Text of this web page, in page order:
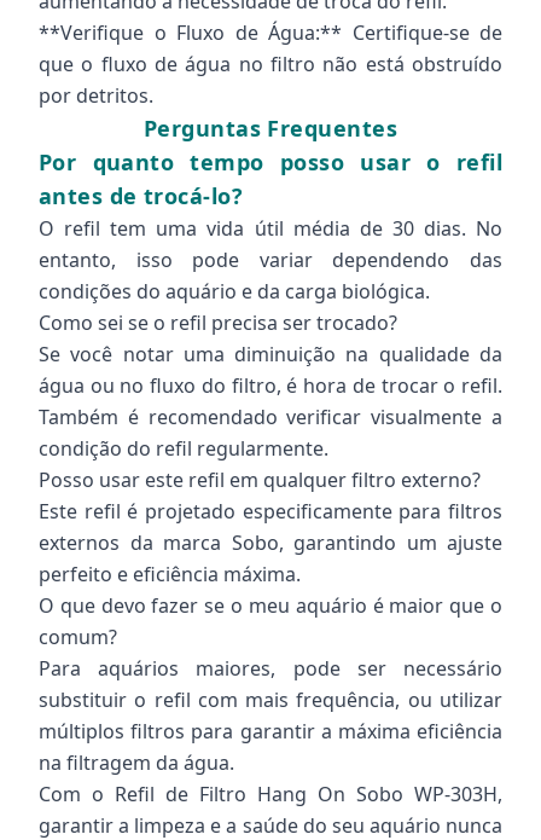
**Verifique o Fluxo de Água:** Certifique-se de
que o fluxo de água no filtro não está obstruído
por detritos.
Perguntas Frequentes
Por quanto tempo posso usar o refil
antes de trocá-lo?
O refil tem uma vida útil média de 30 dias. No
entanto, isso pode variar dependendo das
condições do aquário e da carga biológica.
Como sei se o refil precisa ser trocado?
Se você notar uma diminuição na qualidade da
água ou no fluxo do filtro, é hora de trocar o refil.
Também é recomendado verificar visualmente a
condição do refil regularmente.
Posso usar este refil em qualquer filtro externo?
Este refil é projetado especificamente para filtros
externos da marca Sobo, garantindo um ajuste
perfeito e eficiência máxima.
O que devo fazer se o meu aquário é maior que o
comum?
Para aquários maiores, pode ser necessário
substituir o refil com mais frequência, ou utilizar
múltiplos filtros para garantir a máxima eficiência
na filtragem da água.
Com o Refil de Filtro Hang On Sobo WP-303H,
garantir a limpeza e a saúde do seu aquário nunca